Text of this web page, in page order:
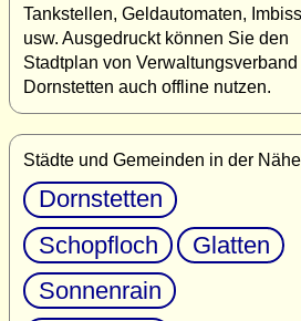
Tankstellen, Geldautomaten,
usw. Ausgedruckt können Sie den
Stadtplan von Verwaltungsverband
Dornstetten auch offline nutzen.
Städte und Gemeinden in der
Dornstetten
Schopfloch
Glatten
Sonnenrain